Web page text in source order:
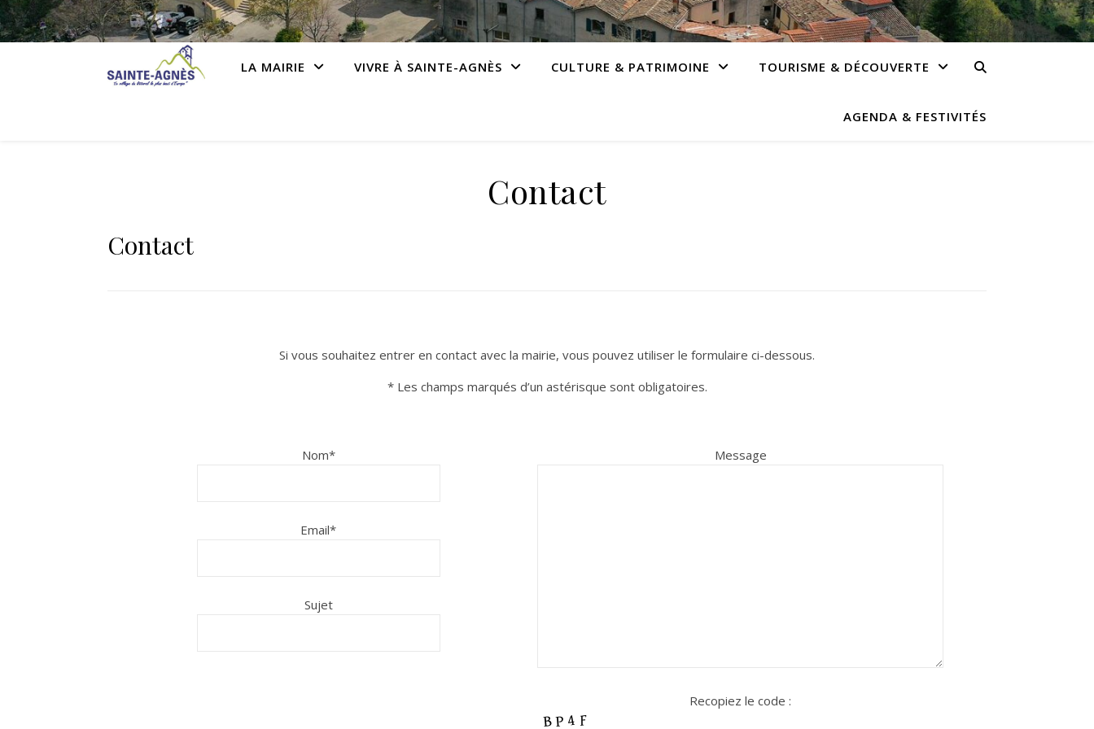
LA MAIRIE VIVRE À SAINTE-AGNÈS CULTURE & PATRIMOINE TOURISME & DÉCOUVERTE
AGENDA & FESTIVITÉS
Contact
Contact
Si vous souhaitez entrer en contact avec la mairie, vous pouvez utiliser le formulaire ci-dessous.
* Les champs marqués d’un astérisque sont obligatoires.
Nom*
Email*
Sujet
Message
Recopiez le code :